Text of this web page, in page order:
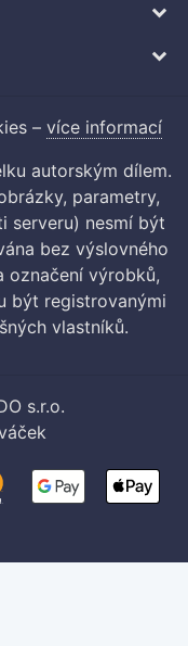
– více informací
autorským dílem.
parametry,
serveru) nesmí být
bez výslovného
označení výrobků,
být registrovanými
vlastníků.
s.r.o.